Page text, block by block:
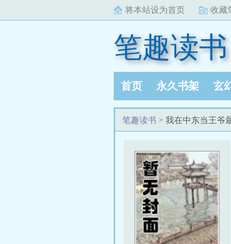
将本站设为首页 收藏
笔趣读书
首页 永久书架 玄
笔趣读书 > 我在中东当王爷